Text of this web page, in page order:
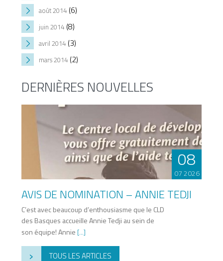
août 2014(6)
juin 2014(8)
avril 2014(3)
mars 2014(2)
DERNIÈRES NOUVELLES
08
07 2026
AVIS DE NOMINATION – ANNIE TEDJI
C’est avec beaucoup d’enthousiasme que le CLD
des Basques accueille Annie Tedji au sein de
son équipe! Annie [...]
› TOUS LES ARTICLES